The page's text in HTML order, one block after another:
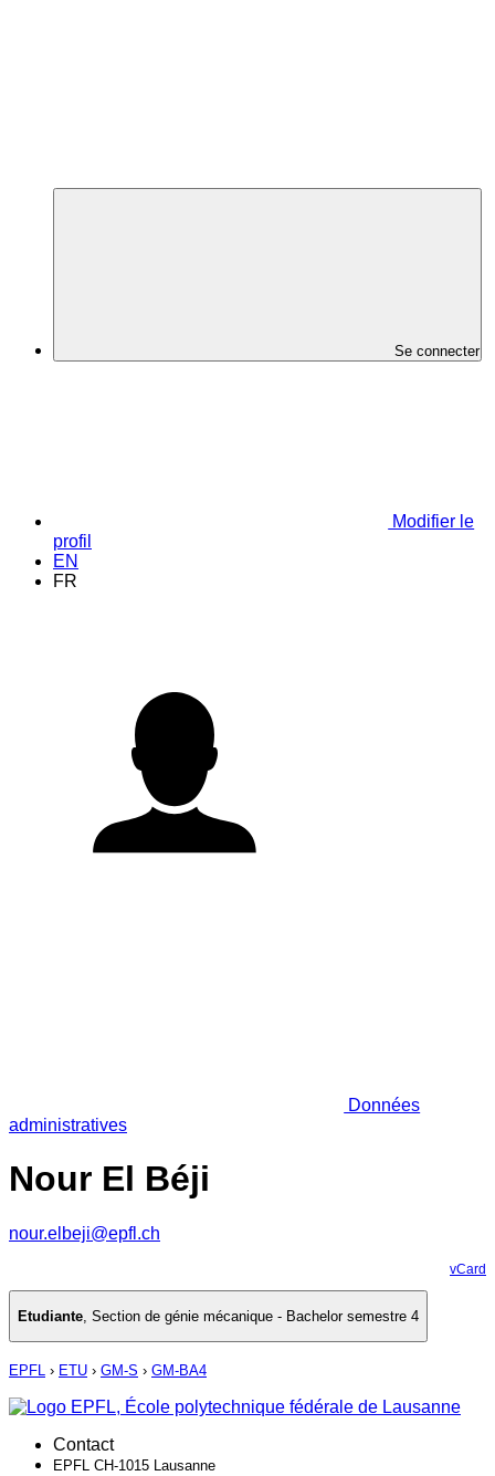
Se connecter
Modifier le
profil
EN
FR
Données
administratives
Nour El Béji
nour.elbeji@epfl.ch
vCard
Etudiante, Section de génie mécanique - Bachelor semestre 4
EPFL › ETU › GM-S › GM-BA4
Contact
EPFL CH-1015 Lausanne